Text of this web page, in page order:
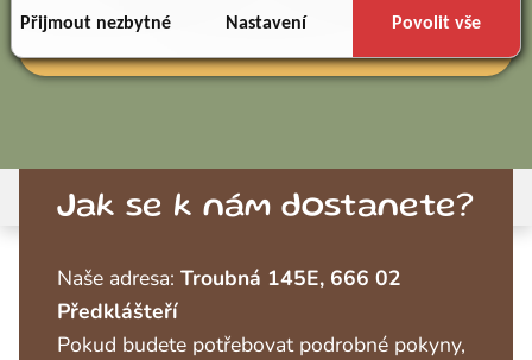
důsledku toho, že používáte jejich služby.
Přijmout nezbytné Nastavení Povolit vše
vyplnit
Jak se k nám dostanete?
Naše adresa: Troubná 145E, 666 02
Předklášteří
Pokud budete potřebovat podrobné pokyny,